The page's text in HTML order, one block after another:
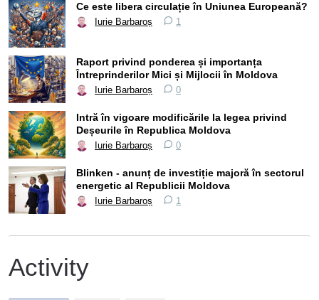
Ce este libera circulație în Uniunea Europeană?
Iurie Barbaroș 1
Raport privind ponderea și importanța
Întreprinderilor Mici și Mijlocii în Moldova
Iurie Barbaroș 0
Intră în vigoare modificările la legea privind
Deșeurile în Republica Moldova
Iurie Barbaroș 0
Blinken - anunț de investiție majoră în sectorul
energetic al Republicii Moldova
Iurie Barbaroș 1
Activity